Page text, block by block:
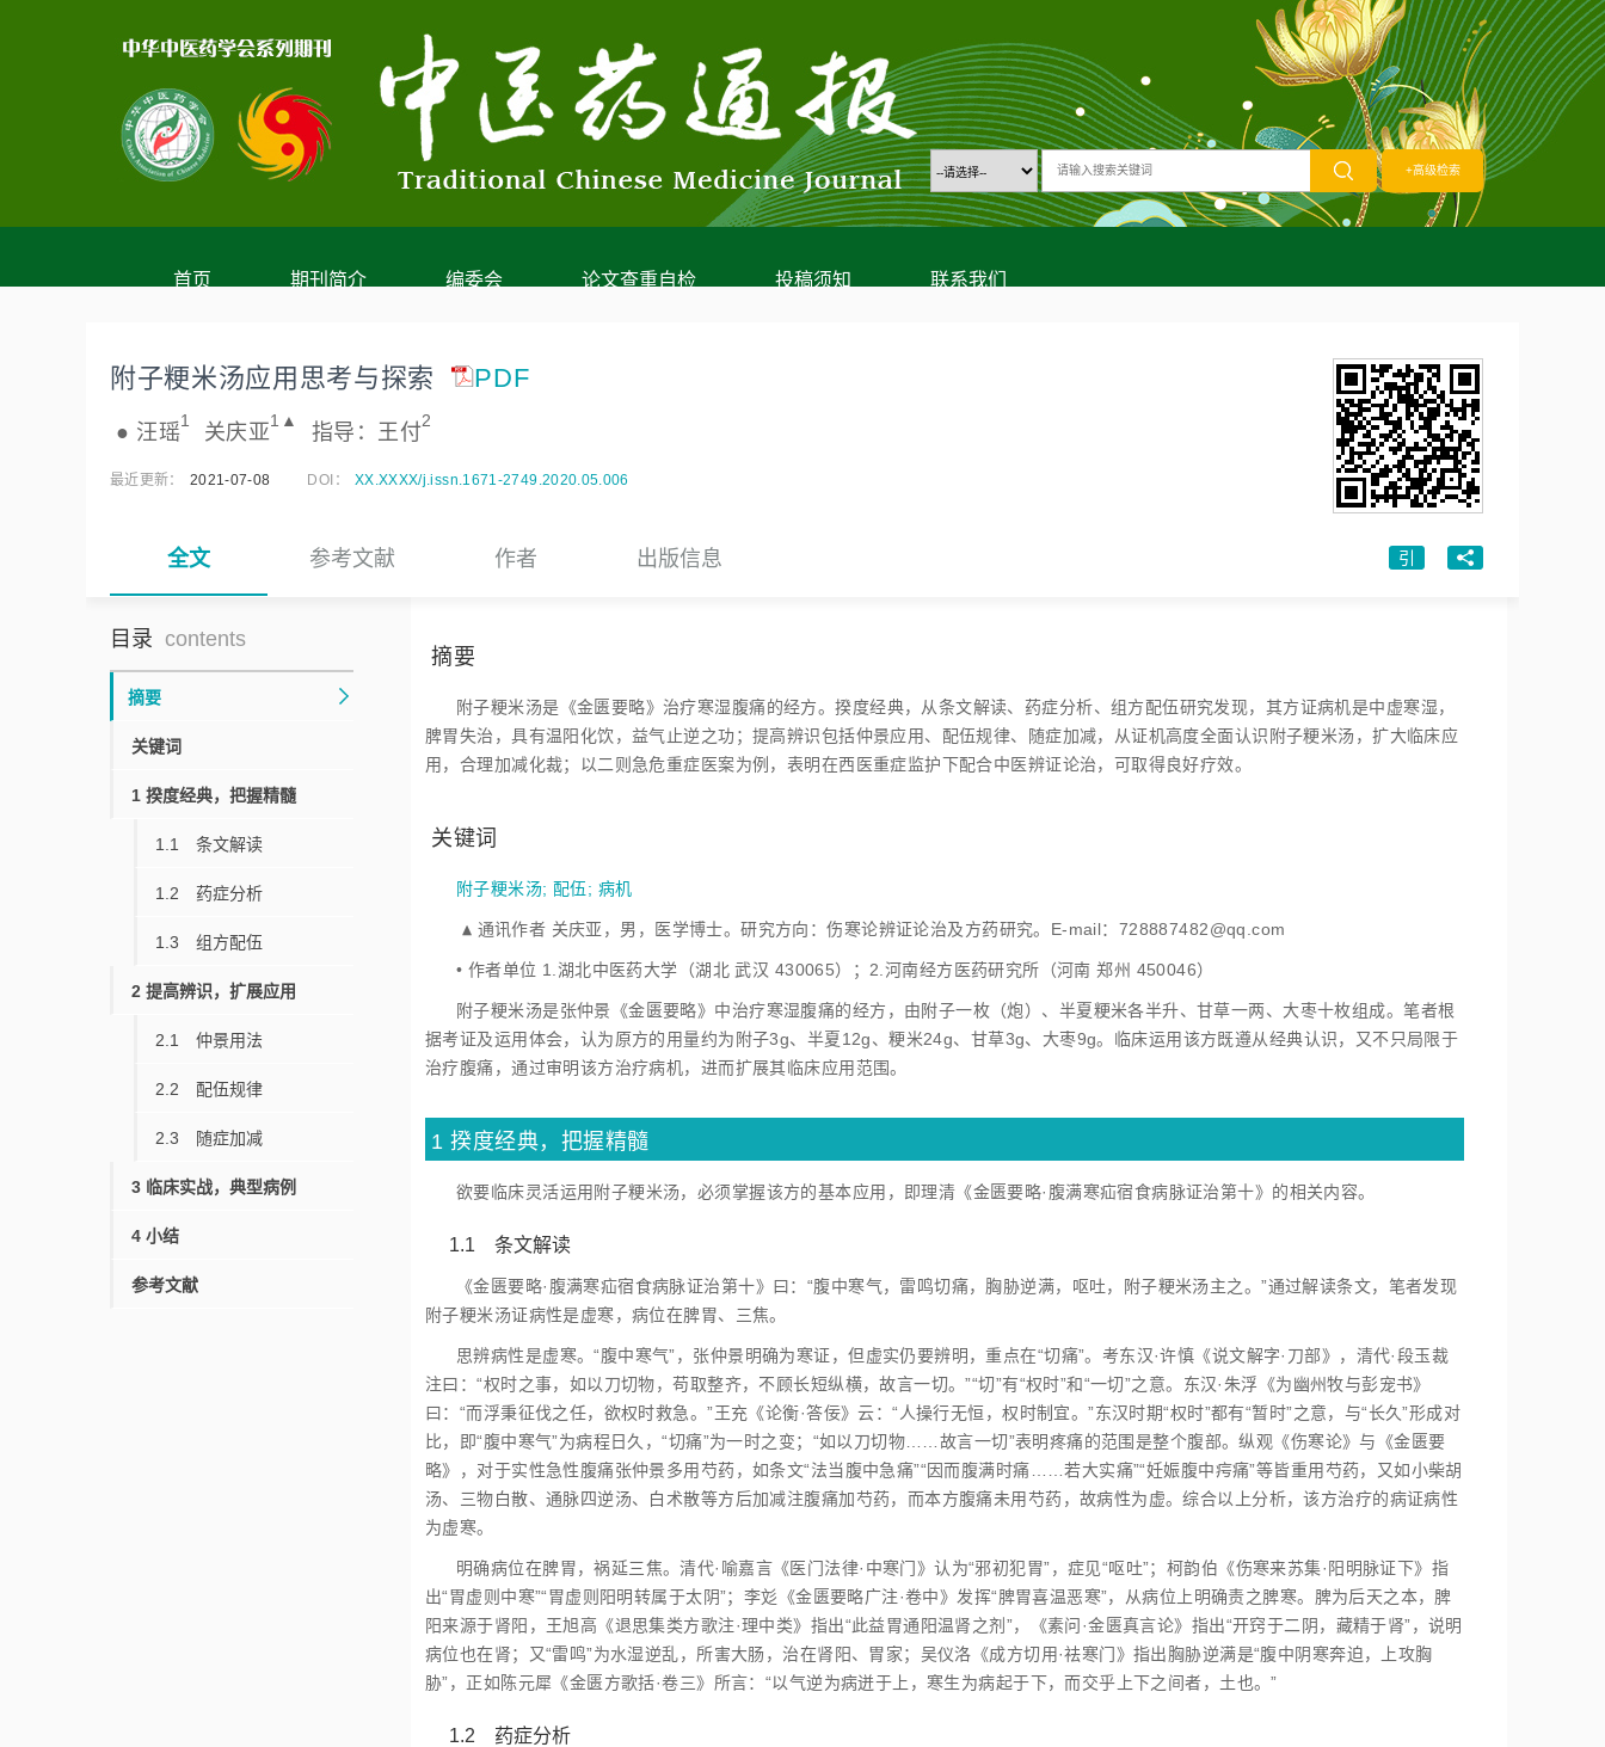
+高级检索
首页 期刊简介 编委会 论文查重自检 投稿须知 联系我们
附子粳米汤应用思考与探索 PDF
● 汪瑶1
  关庆
亚1▲
  指导：王
付2
最近更新： 2021-07-08 DOI： XX.XXXX/j.issn.1671-2749.2020.05.006
全文 参考文献 作者 出版信息 引
目录 contents
摘要
关键词
1 揆度经典，把握精髓
1.1 条文解读
1.2 药症分析
1.3 组方配伍
2 提高辨识，扩展应用
2.1 仲景用法
2.2 配伍规律
2.3 随症加减
3 临床实战，典型病例
4 小结
参考文献
摘要
附子粳米汤是《金匮要略》治疗寒湿腹痛的经方。揆度经典，从条文解读、药症分析、组方配伍研究发现，其方证病机是中虚寒湿，
脾胃失治，具有温阳化饮，益气止逆之功；提高辨识包括仲景应用、配伍规律、随症加减，从证机高度全面认识附子粳米汤，扩大临床应
用，合理加减化裁；以二则急危重症医案为例，表明在西医重症监护下配合中医辨证论治，可取得良好疗效。
关键词
附子粳米汤; 配伍; 病机
▲
▲ 通讯作者 关庆亚，男，医学博士。研究方向：伤寒论辨证论治及方药研究。E-mail：728887482@qq.com
• 作者单位 1.湖北中医药大学（湖北 武汉 430065）；2.河南经方医药研究所（河南 郑州 450046）
附子粳米汤是张仲景《金匮要略》中治疗寒湿腹痛的经方，由附子一枚（炮）、半夏粳米各半升、甘草一两、大枣十枚组成。笔者根
据考证及运用体会，认为原方的用量约为附子3g、半夏12g、粳米24g、甘草3g、大枣9g。临床运用该方既遵从经典认识，又不只局限于
治疗腹痛，通过审明该方治疗病机，进而扩展其临床应用范围。
1 揆度经典，把握精髓
欲要临床灵活运用附子粳米汤，必须掌握该方的基本应用，即理清《金匮要略·腹满寒疝宿食病脉证治第十》的相关内容。
1.1 条文解读
《金匮要略·腹满寒疝宿食病脉证治第十》曰：“腹中寒气，雷鸣切痛，胸胁逆满，呕吐，附子粳米汤主之。”通过解读条文，笔者发现
附子粳米汤证病性是虚寒，病位在脾胃、三焦。
思辨病性是虚寒。“腹中寒气”，张仲景明确为寒证，但虚实仍要辨明，重点在“切痛”。考东汉·许慎《说文解字·刀部》，清代·段玉裁
注曰：“权时之事，如以刀切物，苟取整齐，不顾长短纵横，故言一切。”“切”有“权时”和“一切”之意。东汉·朱浮《为幽州牧与彭宠书》
曰：“而浮秉征伐之任，欲权时救急。”王充《论衡·答佞》云：“人操行无恒，权时制宜。”东汉时期“权时”都有“暂时”之意，与“长久”形成对
比，即“腹中寒气”为病程日久，“切痛”为一时之变；“如以刀切物……故言一切”表明疼痛的范围是整个腹部。纵观《伤寒论》与《金匮要
略》，对于实性急性腹痛张仲景多用芍药，如条文“法当腹中急痛”“因而腹满时痛……若大实痛”“妊娠腹中疞痛”等皆重用芍药，又如小柴胡
汤、三物白散、通脉四逆汤、白术散等方后加减注腹痛加芍药，而本方腹痛未用芍药，故病性为虚。综合以上分析，该方治疗的病证病性
为虚寒。
明确病位在脾胃，祸延三焦。清代·喻嘉言《医门法律·中寒门》认为“邪初犯胃”，症见“呕吐”；柯韵伯《伤寒来苏集·阳明脉证下》指
出“胃虚则中寒”“胃虚则阳明转属于太阴”；李彣《金匮要略广注·卷中》发挥“脾胃喜温恶寒”，从病位上明确责之脾寒。脾为后天之本，脾
阳来源于肾阳，王旭高《退思集类方歌注·理中类》指出“此益胃通阳温肾之剂”，《素问·金匮真言论》指出“开窍于二阴，藏精于肾”，说明
病位也在肾；又“雷鸣”为水湿逆乱，所害大肠，治在肾阳、胃家；吴仪洛《成方切用·祛寒门》指出胸胁逆满是“腹中阴寒奔迫，上攻胸
胁”，正如陈元犀《金匮方歌括·卷三》所言：“以气逆为病迸于上，寒生为病起于下，而交乎上下之间者，土也。”
1.2 药症分析